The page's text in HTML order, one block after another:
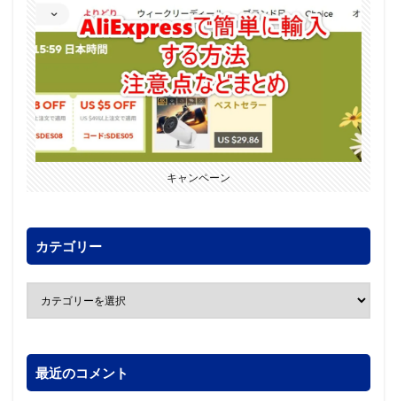
キャンペーン
カテゴリー
最近のコメント